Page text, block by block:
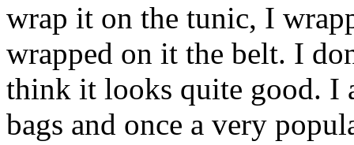
wrap it on the tunic, I
wrapped on it the belt. I
think it looks quite good. I
bags and once a very